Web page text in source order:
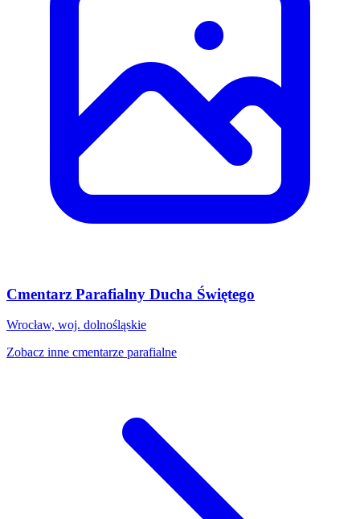
Cmentarz Parafialny Ducha Świętego
Wrocław, woj. dolnośląskie
Zobacz inne cmentarze parafialne